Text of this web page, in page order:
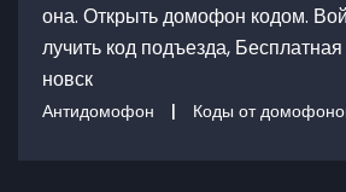
она. Открыть домофон кодом.
лучить код подъезда,
новск
Антидомофон | Коды от